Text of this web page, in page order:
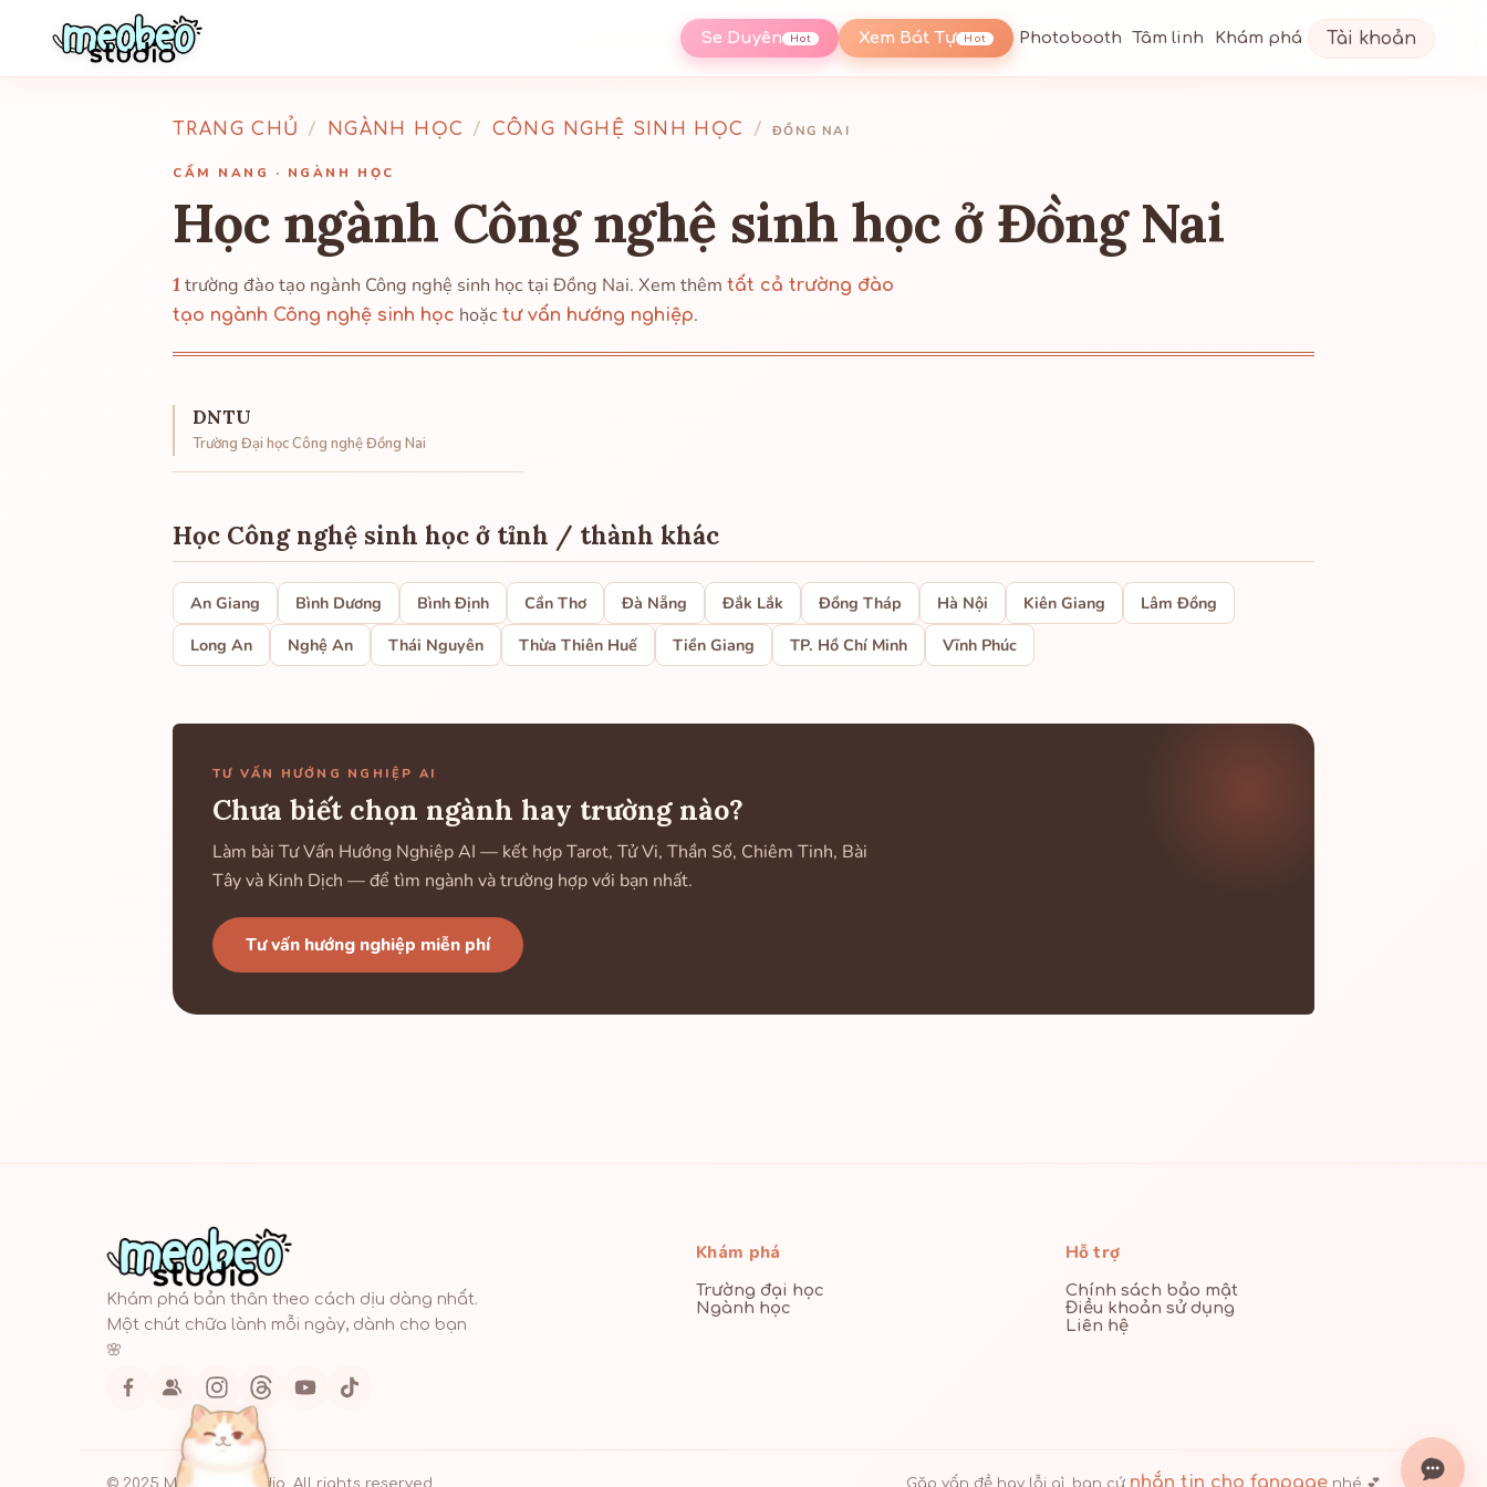
Se Duyên Hot Xem Bát Tự Hot Photobooth Tâm linh Khám phá Tài khoản
TRANG CHỦ / NGÀNH HỌC / CÔNG NGHỆ SINH HỌC / ĐỒNG NAI
CẨM NANG · NGÀNH HỌC
Học ngành Công nghệ sinh học ở Đồng Nai
1 trường đào tạo ngành Công nghệ sinh học tại Đồng Nai. Xem thêm tất cả trường đào
tạo ngành Công nghệ sinh học hoặc tư vấn hướng nghiệp.
DNTU
Trường Đại học Công nghệ Đồng Nai
Học Công nghệ sinh học ở tỉnh / thành khác
An Giang Bình Dương Bình Định Cần Thơ Đà Nẵng Đắk Lắk Đồng Tháp Hà Nội Kiên Giang
Lâm Đồng
Long An
Nghệ An Thái Nguyên Thừa Thiên Huế Tiền Giang TP. Hồ Chí Minh Vĩnh Phúc
TƯ VẤN HƯỚNG NGHIỆP AI
Chưa biết chọn ngành hay trường nào?
Làm bài Tư Vấn Hướng Nghiệp AI — kết hợp Tarot, Tử Vi, Thần Số, Chiêm Tinh, Bài
Tây và Kinh Dịch — để tìm ngành và trường hợp với bạn nhất.
Tư vấn hướng nghiệp miễn phí
Khám phá bản thân theo cách dịu dàng nhất.
Một chút chữa lành mỗi ngày, dành cho bạn
🌸
Khám phá
Trường đại học
Ngành học
Hỗ trợ
Chính sách bảo mật
Điều khoản sử dụng
Liên hệ
© 2025 Mèo Béo Studio. All rights reserved. Gặp vấn đề hay lỗi gì, bạn cứ nhé 💕